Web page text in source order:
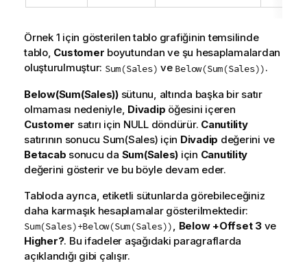
Örnek 1 için gösterilen tablo grafiğinin temsilinde
tablo, Customer boyutundan ve şu hesaplamalardan
oluşturulmuştur: Sum(Sales) ve Below(Sum(Sales)).
Below(Sum(Sales))sütunu, altında başka bir satır
olmaması nedeniyle, Divadip öğesini içeren
Customer satırı için NULLdöndürür. Canutility
satırının sonucu Sum(Sales) için Divadip değerini ve
Betacab sonucu da Sum(Sales) için Canutility
değerini gösterir ve bu böyle devam eder.
Tabloda ayrıca, etiketli sütunlarda görebileceğiniz
daha karmaşık hesaplamalar gösterilmektedir:
Sum(Sales)+Below(Sum(Sales)) Below +Offset 3ve
Higher?. Bu ifadeler aşağıdaki paragraflarda
açıklandığı gibi çalışır.